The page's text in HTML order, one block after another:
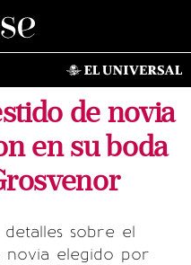
de novia
en su boda
sobre el
novia elegido por